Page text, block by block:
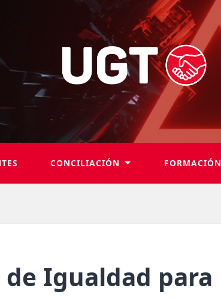
CONCILIACIÓN FORMACIÓN
de Igualdad para